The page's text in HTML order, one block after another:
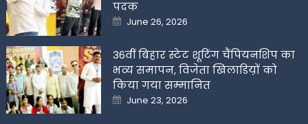
पदक
Posted
on
June 26, 2026
36वीं बिहार स्टेट शूटिंग चैंपियनशिप का
भव्य समापन, विजेता खिलाडिय़ों को
किया गया सम्मानित
Posted
on
June 23, 2026